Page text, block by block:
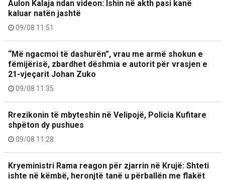
Aulon Kalaja ndan videon: Ishin në akth pasi kanë
kaluar natën jashtë
09/08 11:51
“Më ngacmoi të dashurën”, vrau me armë shokun e
fëmijërisë, zbardhet dëshmia e autorit për vrasjen e
21-vjeçarit Johan Zuko
09/08 11:35
Rrezikonin të mbyteshin në Velipojë, Policia Kufitare
shpëton dy pushues
09/08 11:28
Kryeministri Rama reagon për zjarrin në Krujë: Shteti
ishte në këmbë, heronjtë tanë u përballën me flakët